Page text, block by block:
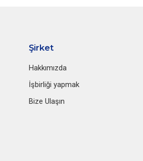
Şirket
Hakkımızda
İşbirliği yapmak
Bize Ulaşın